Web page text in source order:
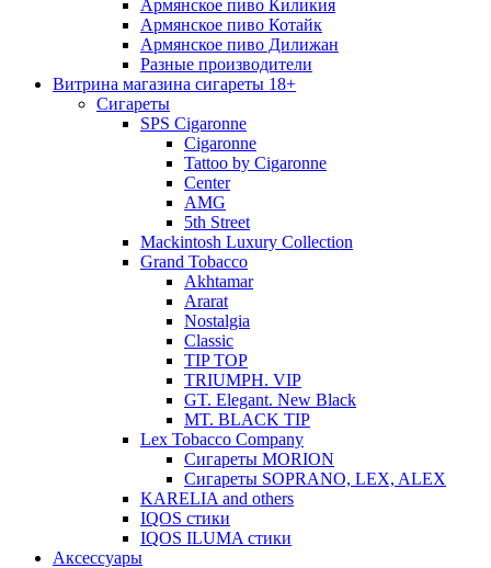
Армянское пиво Киликия
Армянское пиво Котайк
Армянское пиво Дилижан
Разные производители
Витрина магазина сигареты 18+
Cигареты
SPS Cigaronne
Сigaronne
Tattoo by Cigaronne
Center
AMG
5th Street
Mackintosh Luxury Collection
Grand Tobacco
Akhtamar
Ararat
Nostalgia
Classic
TIP TOP
TRIUMPH. VIP
GT. Elegant. New Black
MT. BLACK TIP
Lex Tobacco Company
Сигареты MORION
Сигареты SOPRANO, LEX, ALEX
KARELIA and others
IQOS стики
IQOS ILUMA стики
Аксессуары